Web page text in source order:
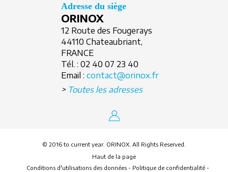
Adresse du siège
ORINOX
12 Route des Fougerays
44110 Chateaubriant,
FRANCE
Tél. : 02 40 07 23 40
Email : contact@orinox.fr
> Toutes les adresses
© 2016 to current year. ORINOX. All Rights Reserved.
Haut de la page
Conditions d'utilisations des données - Politique de confidentialité -